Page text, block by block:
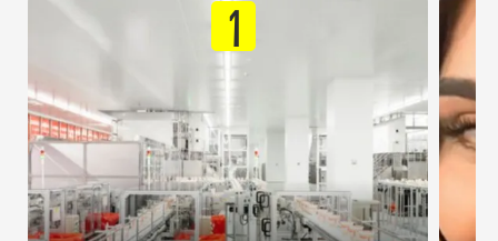
1